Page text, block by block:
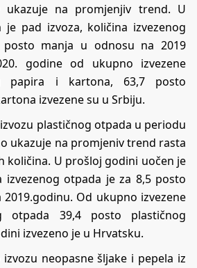
ukazuje na promjenjiv trend. U
je pad izvoza, količina izvezenog
manja u odnosu na 2019
godine od ukupno izvezene
papira i kartona, 63,7 posto
izvezene su u Srbiju.
plastičnog otpada u periodu
ukazuje na promjeniv trend rasta
količina. U prošloj godini uočen je
izvezenog otpada je za 8,5 posto
Od ukupno izvezene
otpada 39,4 posto plastičnog
izvezeno je u Hrvatsku.
neopasne šljake i pepela iz